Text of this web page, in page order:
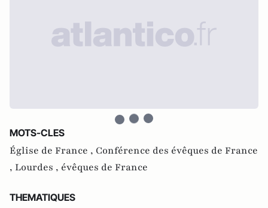
MOTS-CLES
Église de France , Conférence des évêques de France
, Lourdes , évêques de France
THEMATIQUES